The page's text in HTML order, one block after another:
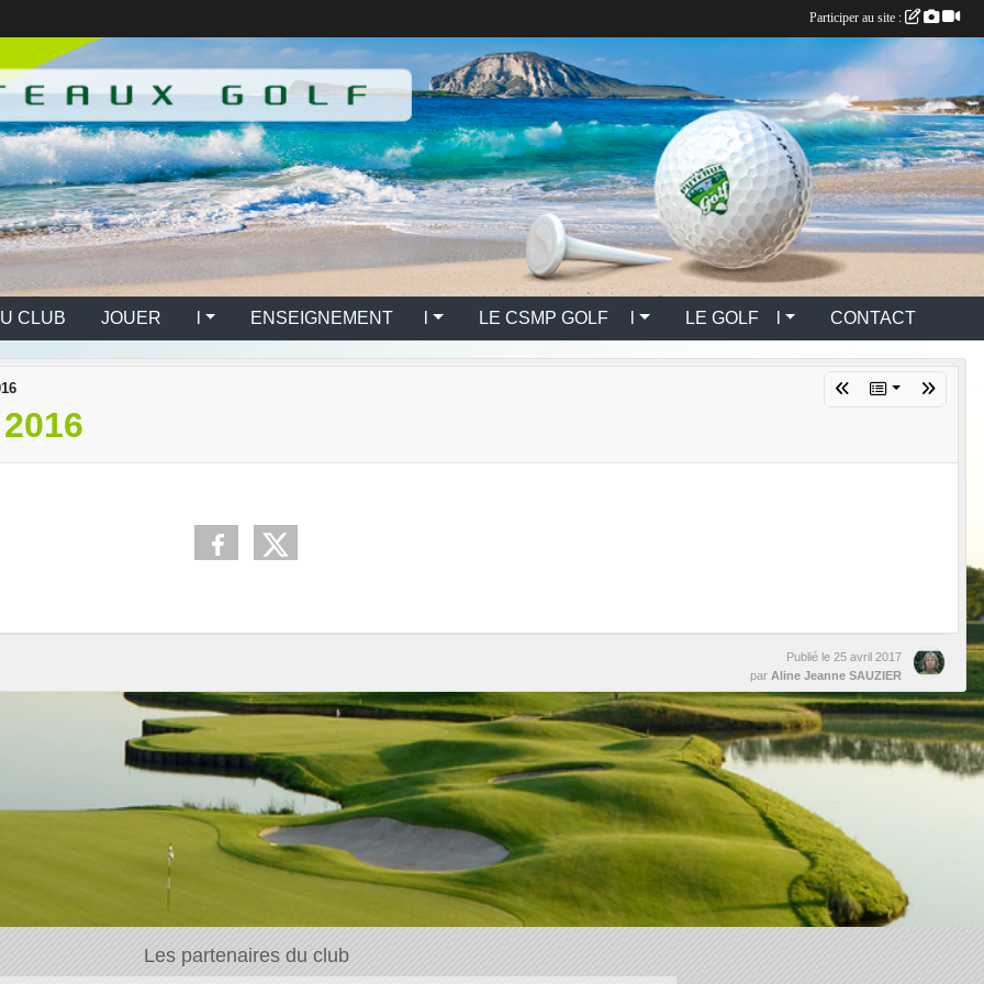
CLUB JOUER l ENSEIGNEMENT l LE CSMP GOLF l LE GOLF l CONTACT
Publié le 25 avril 2017
par Aline Jeanne SAUZIER
Les partenaires du club
Participer au site :